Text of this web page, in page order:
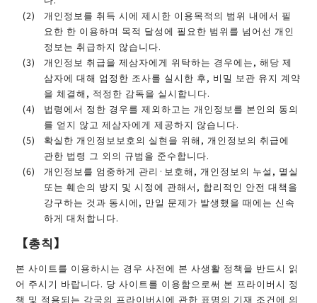
개인정보를 취득 시에 제시한 이용목적의 범위 내에서 필
요한 한 이용하며 목적 달성에 필요한 범위를 넘어선 개인
정보는 취급하지 않습니다.
개인정보 취급을 제삼자에게 위탁하는 경우에는, 해당 제
삼자에 대해 엄정한 조사를 실시한 후, 비밀 보관 유지 계약
을 체결해, 적정한 감독을 실시합니다.
법령에서 정한 경우를 제외하고는 개인정보를 본인의 동의
를 얻지 않고 제삼자에게 제공하지 않습니다.
확실한 개인정보보호의 실현을 위해, 개인정보의 취급에
관한 법령 그 외의 규범을 준수합니다.
개인정보를 엄중하게 관리·보호해, 개인정보의 누설, 멸실
또는 훼손의 방지 및 시정에 관해서, 합리적인 안전 대책을
강구하는 것과 동시에, 만일 문제가 발생했을 때에는 신속
하게 대처합니다.
【총칙】
본 사이트를 이용하시는 경우 사전에 본 사생활 정책을 반드시 읽
어 주시기 바랍니다. 당 사이트를 이용함으로써 본 프라이버시 정
책 및 적용되는 각국의 프라이버시에 관한 표명의 기재 조건에 의